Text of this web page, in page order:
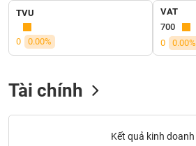
TVU
0 0.00%
VAT
700
0
0.00%
Tài chính
Kết quả kinh doanh
SẢN
Mã
chứng